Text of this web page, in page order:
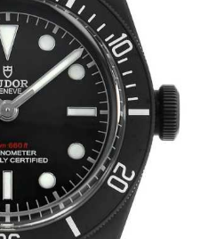
レックス
パテック
フィリップ